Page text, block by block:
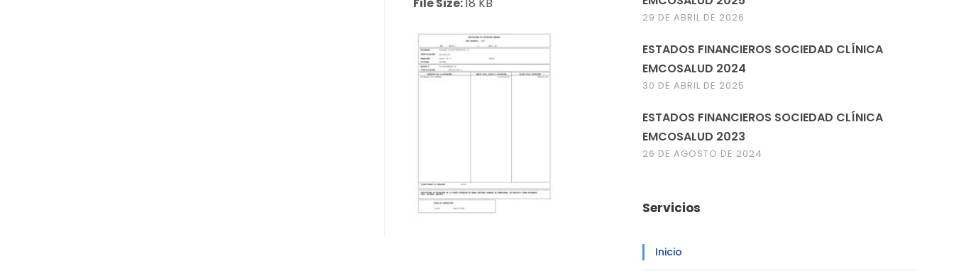
29 DE ABRIL DE 2026
ESTADOS FINANCIEROS SOCIEDAD CLÍNICA
EMCOSALUD 2024
30 DE ABRIL DE 2025
ESTADOS FINANCIEROS SOCIEDAD CLÍNICA
EMCOSALUD 2023
26 DE AGOSTO DE 2024
Servicios
Inicio